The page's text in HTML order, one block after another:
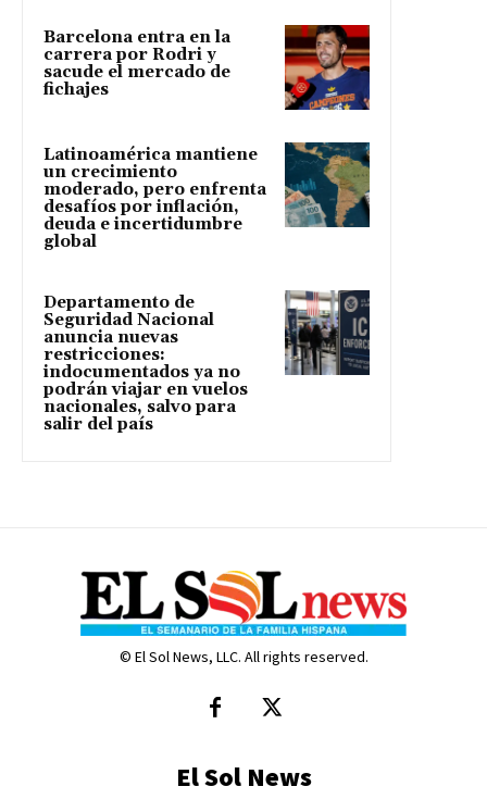
Barcelona entra en la
carrera por Rodri y
sacude el mercado de
fichajes
Latinoamérica mantiene
un crecimiento
moderado, pero enfrenta
desafíos por inflación,
deuda e incertidumbre
global
Departamento de
Seguridad Nacional
anuncia nuevas
restricciones:
indocumentados ya no
podrán viajar en vuelos
nacionales, salvo para
salir del país
© El Sol News, LLC. All rights reserved.
El Sol News